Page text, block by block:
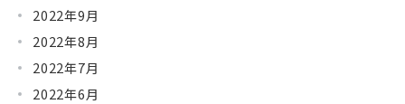
2022年9月
2022年8月
2022年7月
2022年6月